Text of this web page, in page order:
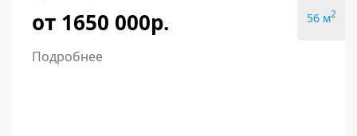
от 1650 000р.
Подробнее
56 м2